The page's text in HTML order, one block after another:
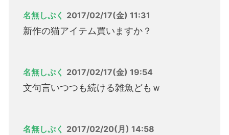
名無しぷく 2017/02/17(金) 11:31
新作の猫アイテム買いますか？
名無しぷく 2017/02/17(金) 19:54
文句言いつつも続ける雑魚どもｗ
名無しぷく 2017/02/20(月) 14:58